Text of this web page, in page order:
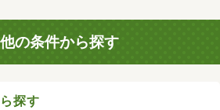
の条件から探す
探す